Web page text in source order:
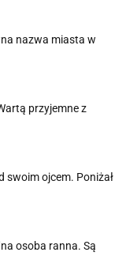
nazwa miasta w
przyjemne z
swoim ojcem. Poniżał
osoba ranna. Są